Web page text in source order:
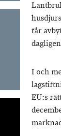
får
I och
EU:s